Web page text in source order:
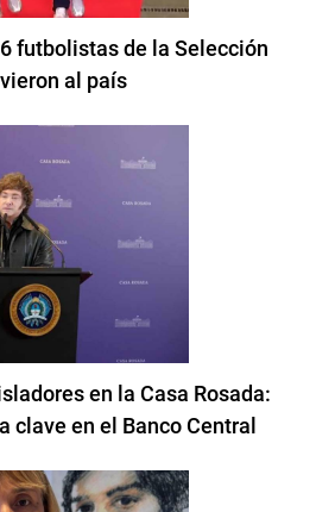
futbolistas de la Selección
al país
en la Casa Rosada:
clave en el Banco Central